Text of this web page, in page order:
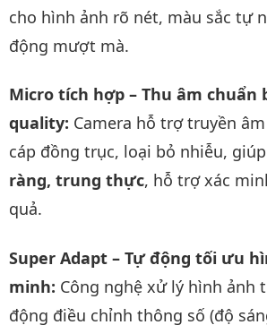
cho hình ảnh rõ nét, màu sắc tự
động mượt mà.
Micro tích hợp – Thu âm chuẩn
quality: Camera hỗ trợ truyền
cáp đồng trục, loại bỏ nhiễu, giúp
ràng, trung thực, hỗ trợ xác
quả.
Super Adapt – Tự động tối ưu
minh: Công nghệ xử lý hình ảnh
động điều chỉnh thông số (độ